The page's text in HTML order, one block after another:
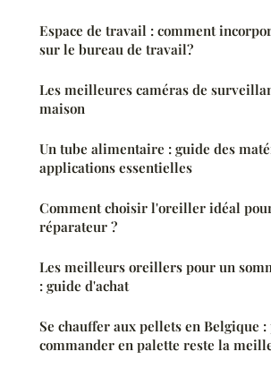
Espace de travail : comment
sur le bureau de travail?
Les meilleures caméras de
maison
Un tube alimentaire : guide des
applications essentielles
Comment choisir l'oreiller idéal
réparateur ?
Les meilleurs oreillers pour un
: guide d'achat
Se chauffer aux pellets en Belgique
commander en palette reste la